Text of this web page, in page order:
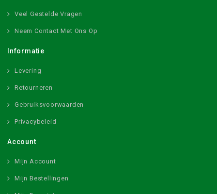
Veel Gestelde Vragen
Neem Contact Met Ons Op
Informatie
Levering
Retourneren
Gebruiksvoorwaarden
Privacybeleid
Account
Mijn Account
Mijn Bestellingen